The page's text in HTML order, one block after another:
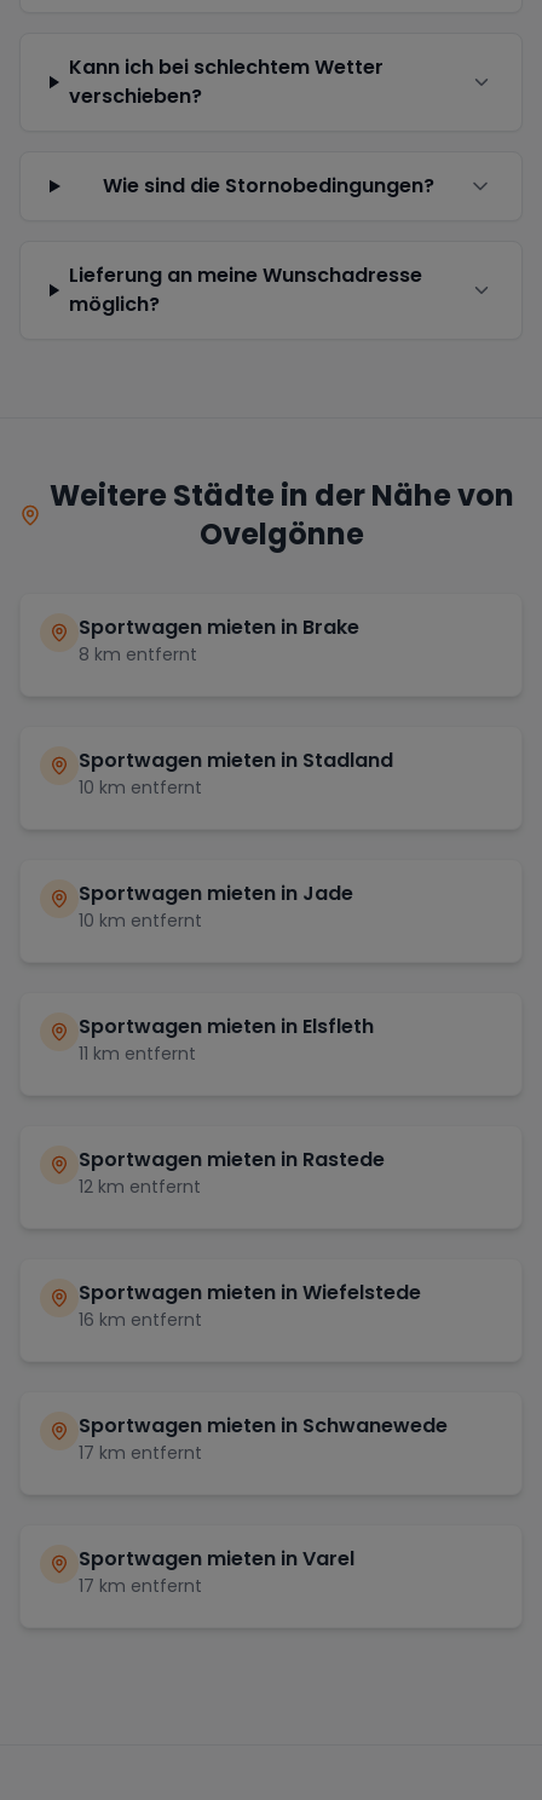
Kann ich bei schlechtem Wetter
verschieben?
Wie sind die Stornobedingungen?
Lieferung an meine Wunschadresse
möglich?
Weitere Städte in der Nähe von
Ovelgönne
Sportwagen mieten in Brake
8 km entfernt
Sportwagen mieten in Stadland
10 km entfernt
Sportwagen mieten in Jade
10 km entfernt
Sportwagen mieten in Elsfleth
11 km entfernt
Sportwagen mieten in Rastede
12 km entfernt
Sportwagen mieten inWiefelstede
16 km entfernt
Sportwagen mieten in Schwanewede
17 km entfernt
Sportwagen mieten inVarel
17 km entfernt